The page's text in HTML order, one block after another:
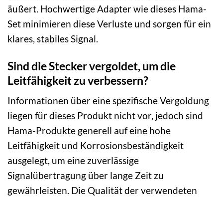
äußert. Hochwertige Adapter wie dieses Hama-
Set minimieren diese Verluste und sorgen für ein
klares, stabiles Signal.
Sind die Stecker vergoldet, um die
Leitfähigkeit zu verbessern?
Informationen über eine spezifische Vergoldung
liegen für dieses Produkt nicht vor, jedoch sind
Hama-Produkte generell auf eine hohe
Leitfähigkeit und Korrosionsbeständigkeit
ausgelegt, um eine zuverlässige
Signalübertragung über lange Zeit zu
gewährleisten. Die Qualität der verwendeten